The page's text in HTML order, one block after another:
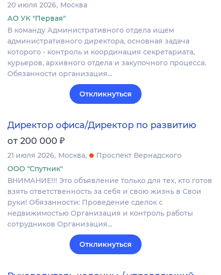
20 июля 2026 Москва
АО УК "Первая"
В команду Административного отдела ищем
административного директора, основная задача
которого - контроль и координация секретариата,
курьеров, архивного отдела и закупочного процесса.
Обязанности организация…
Откликнуться
Директор офиса/Директор по развитию
от 200 000 ₽
21 июля 2026 Москва
Проспект Вернадского
ООО "Спутник"
ВНИМАНИЕ!!! Это объявление только для тех, кто готов
взять ответственность за себя и свою жизнь в Свои
руки! Обязанности: Проведение сделок с
недвижимостью Организация и контроль работы
сотрудников Организация…
Откликнуться